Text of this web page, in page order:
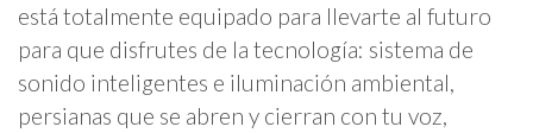
está totalmente equipado para llevarte al futuro
para que disfrutes de la tecnología: sistema de
sonido inteligentes e iluminación ambiental,
persianas que se abren y cierran con tu voz,